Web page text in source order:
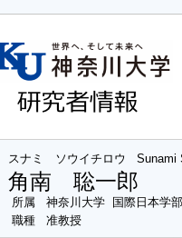
スナミ ソウイチロウ Sunami
角南 聡一郎
所属
神奈川大学 国際日本学
職種
准教授